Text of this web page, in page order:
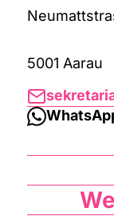
5001 Aarau